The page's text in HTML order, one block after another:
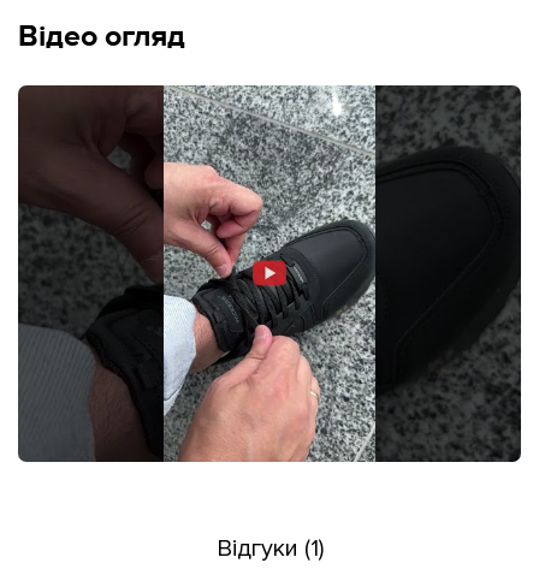
Відео огляд
Відгуки (1)